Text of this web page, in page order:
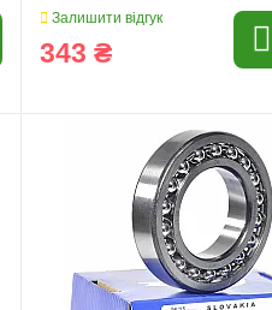
Залишити відгук
343 ₴